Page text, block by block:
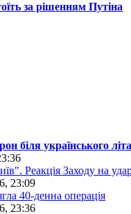
за рішенням Путіна
біля українського
Реакція Заходу на
23:09
40-денна операція
23:36